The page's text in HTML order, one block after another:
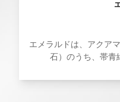
エメラルドは、アクア
石）のうち、帯青